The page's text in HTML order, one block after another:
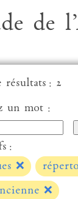
de
: 2
un mot :
:
❌
❌